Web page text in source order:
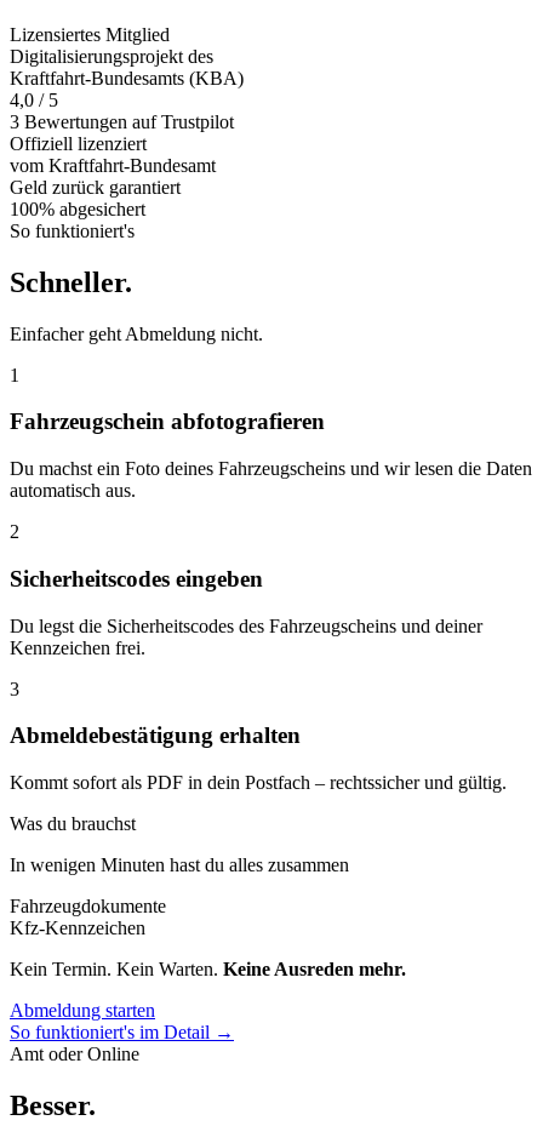
Lizensiertes Mitglied
Digitalisierungsprojekt des
Kraftfahrt-Bundesamts (KBA)
4,0 / 5
3 Bewertungen auf Trustpilot
Offiziell lizenziert
vom Kraftfahrt-Bundesamt
Geld zurück garantiert
100% abgesichert
So funktioniert's
Schneller.
Einfacher geht Abmeldung nicht.
1
Fahrzeugschein abfotografieren
Du machst ein Foto deines Fahrzeugscheins und wir lesen die Daten
automatisch aus.
2
Sicherheitscodes eingeben
Du legst die Sicherheitscodes des Fahrzeugscheins und deiner
Kennzeichen frei.
3
Abmeldebestätigung erhalten
Kommt sofort als PDF in dein Postfach – rechtssicher und gültig.
Was du brauchst
In wenigen Minuten hast du alles zusammen
Fahrzeugdokumente
Kfz-Kennzeichen
Kein Termin. Kein Warten. Keine Ausreden mehr.
Abmeldung starten
So funktioniert's im Detail →
Amt oder Online
Besser.